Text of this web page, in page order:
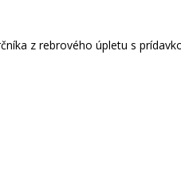
z rebrového úpletu s